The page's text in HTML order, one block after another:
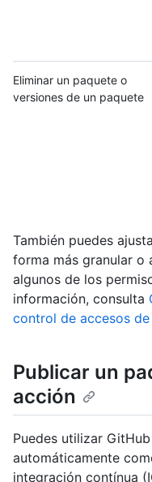
Eliminar un paquete o
versiones de un paquete
También puedes
forma más granular o
algunos de los
información, consulta
control de accesos
Publicar un
acción
Puedes utilizar
automáticamente
integración contínua